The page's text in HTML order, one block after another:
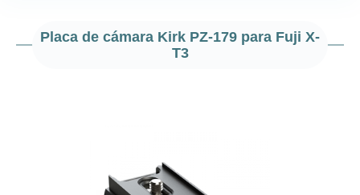
Placa de cámara Kirk PZ-179 para Fuji X-
T3